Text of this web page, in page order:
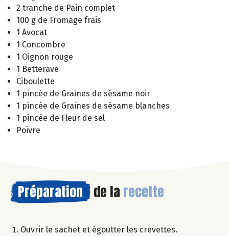
2 tranche de Pain complet
100 g de Fromage frais
1 Avocat
1 Concombre
1 Oignon rouge
1 Betterave
Ciboulette
1 pincée de Graines de sésame noir
1 pincée de Graines de sésame blanches
1 pincée de Fleur de sel
Poivre
Préparation de la recette
Ouvrir le sachet et égoutter les crevettes.